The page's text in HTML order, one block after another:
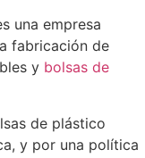
una empresa
fabricación de
y bolsas de
de plástico
y por una política